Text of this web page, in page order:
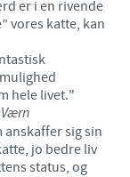
er i en rivende
vores katte, kan
hele livet."
anskaffer sig sin
jo bedre liv
status, og